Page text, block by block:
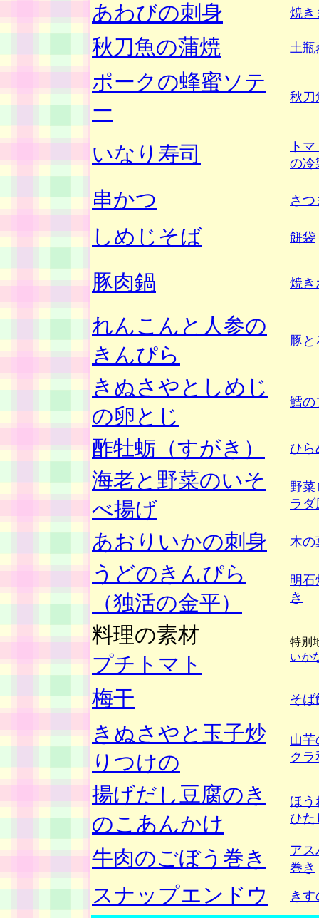
あわびの刺身 焼き
秋刀魚の蒲焼 土瓶
ポークの蜂蜜ソテ
ー
秋刀
いなり寿司
ト
の冷
串かつ さ
しめじそば 餅袋
豚肉鍋 焼き
れんこんと人参の
きんぴら
豚と
きぬさやとしめじ
の卵とじ
鱈の
酢牡蛎（すがき） ひら
海老と野菜のいそ
べ揚げ
野菜
ラダ
あおりいかの刺身 木の
うどのきんぴら
（独活の金平）
明石
き
料理の素材
プチトマト
特別
いか
梅干 そば
きぬさやと玉子炒
りつけの
山芋
クラ
揚げだし豆腐のき
のこあんかけ
ほう
ひた
牛肉のごぼう巻き
アス
巻き
スナップエンドウ き